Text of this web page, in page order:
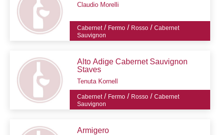
Claudio Morelli
Cabernet/ Fermo / Rosso /Cabernet
Sauvignon
Alto Adige Cabernet Sauvignon
Staves
Tenuta Kornell
Cabernet/ Fermo / Rosso /Cabernet
Sauvignon
Armigero